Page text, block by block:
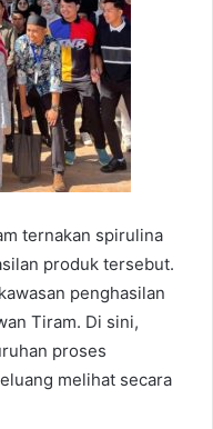
ternakan spirulina
produk tersebut.
penghasilan
Tiram. Di sini,
proses
melihat secara